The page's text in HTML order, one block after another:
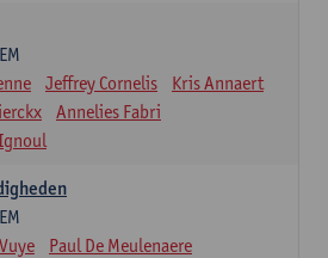
Jeffrey Cornelis
Kris Annaert
Annelies Fabri
Paul De Meulenaere